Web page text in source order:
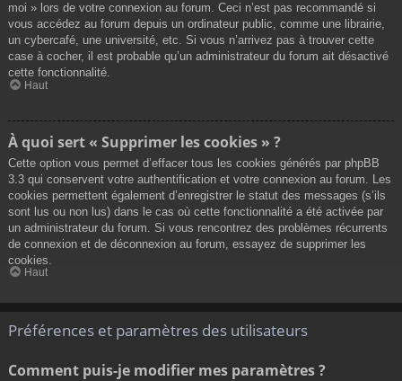
moi » lors de votre connexion au forum. Ceci n’est pas recommandé si
vous accédez au forum depuis un ordinateur public, comme une librairie,
un cybercafé, une université, etc. Si vous n’arrivez pas à trouver cette
case à cocher, il est probable qu’un administrateur du forum ait désactivé
cette fonctionnalité.
Haut
À quoi sert « Supprimer les cookies » ?
Cette option vous permet d’effacer tous les cookies générés par phpBB
3.3 qui conservent votre authentification et votre connexion au forum. Les
cookies permettent également d’enregistrer le statut des messages (s’ils
sont lus ou non lus) dans le cas où cette fonctionnalité a été activée par
un administrateur du forum. Si vous rencontrez des problèmes récurrents
de connexion et de déconnexion au forum, essayez de supprimer les
cookies.
Haut
Préférences et paramètres des utilisateurs
Comment puis-je modifier mes paramètres ?